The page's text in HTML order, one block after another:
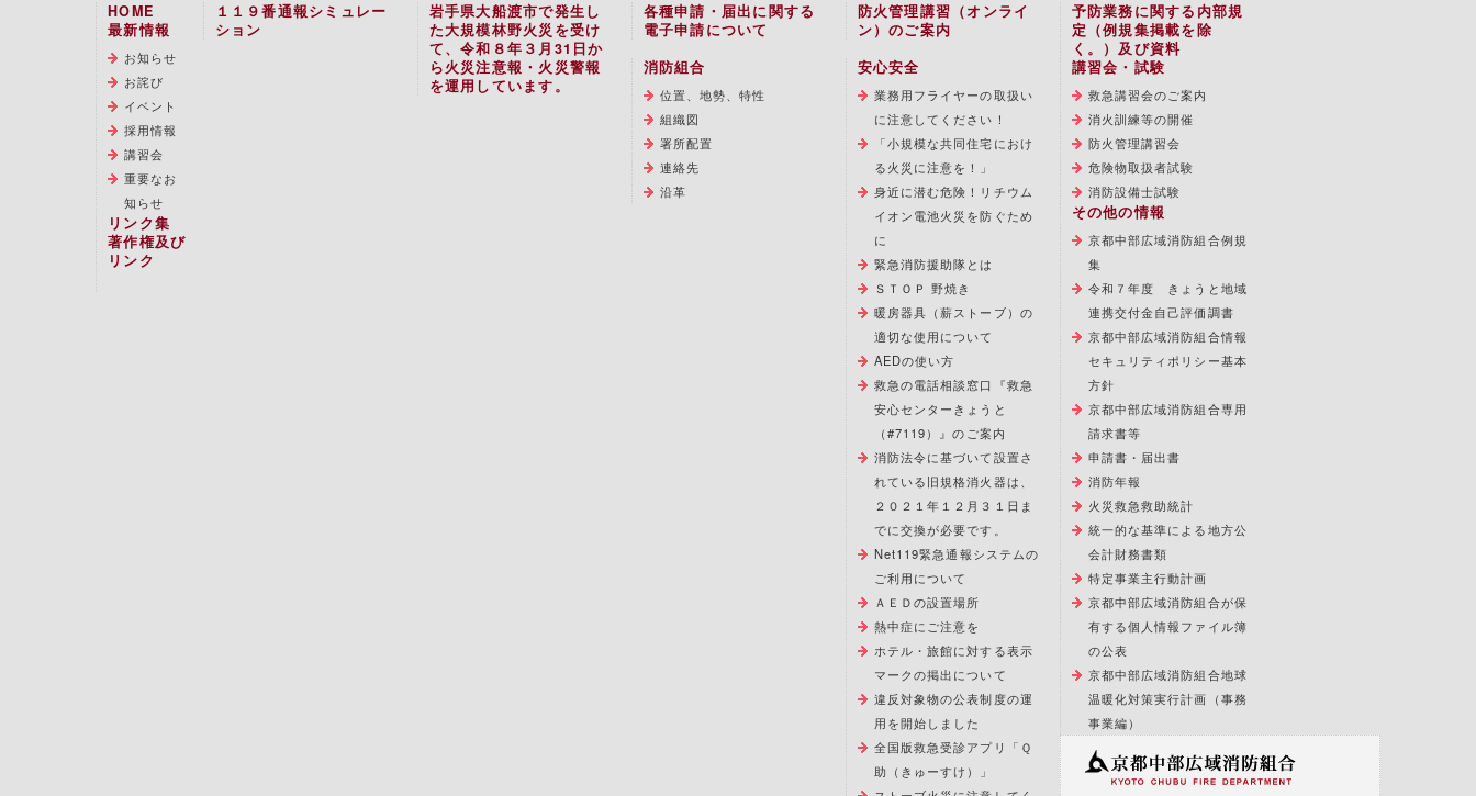
HOME
最新情報
お知らせ
お詫び
イベント
採用情報
講習会
重要なお
知らせ
リンク集
著作権及び
リンク
１１９番通報シミュレー
ション
岩手県大船渡市で発生し
た大規模林野火災を受け
て、令和８年３月31日か
ら火災注意報・火災警報
を運用しています。
各種申請・届出に関する
電子申請について
防火管理講習（オンライ
ン）のご案内
予防業務に関する内部規
定（例規集掲載を除
く。）及び資料
消防組合
位置、地勢、特性
組織図
署所配置
連絡先
沿革
安心安全
業務用フライヤーの取扱い
に注意してください！
「小規模な共同住宅におけ
る火災に注意を！」
身近に潜む危険！リチウム
イオン電池火災を防ぐため
に
緊急消防援助隊とは
ＳＴＯＰ 野焼き
暖房器具（薪ストーブ）の
適切な使用について
AEDの使い方
救急の電話相談窓口『救急
安心センターきょうと
（#7119）』のご案内
消防法令に基づいて設置さ
れている旧規格消火器は、
２０２１年１２月３１日ま
でに交換が必要です。
Net119緊急通報システムの
ご利用について
ＡＥＤの設置場所
熱中症にご注意を
ホテル・旅館に対する表示
マークの掲出について
違反対象物の公表制度の運
用を開始しました
全国版救急受診アプリ「Ｑ
助（きゅーすけ）」
講習会・試験
救急講習会のご案内
消火訓練等の開催
防火管理講習会
危険物取扱者試験
消防設備士試験
その他の情報
京都中部広域消防組合例規
集
令和７年度 きょうと地域
連携交付金自己評価調書
京都中部広域消防組合情報
セキュリティポリシー基本
方針
京都中部広域消防組合専用
請求書等
申請書・届出書
消防年報
火災救急救助統計
統一的な基準による地方公
会計財務書類
特定事業主行動計画
京都中部広域消防組合が保
有する個人情報ファイル簿
の公表
京都中部広域消防組合地球
温暖化対策実行計画（事務
事業編）